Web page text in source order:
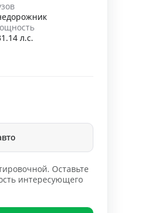
л.с.
Оставьте
интересующего